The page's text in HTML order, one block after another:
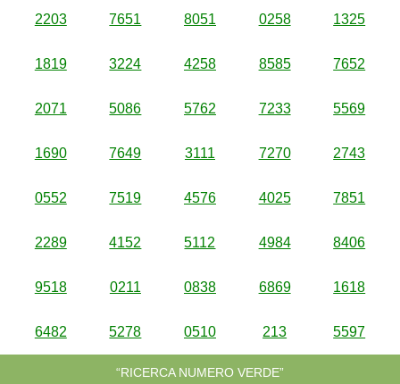
2203 7651 8051 0258 1325
1819 3224 4258 8585 7652
2071 5086 5762 7233 5569
1690 7649 3111 7270 2743
0552 7519 4576 4025 7851
2289 4152 5112 4984 8406
9518 0211 0838 6869 1618
6482 5278 0510 213 5597
“RICERCA NUMERO VERDE”